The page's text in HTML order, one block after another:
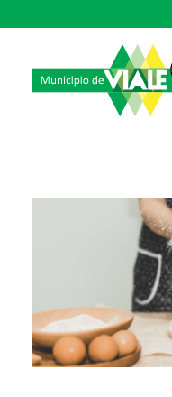
GOBIERNO
TRÁMITES Y SERVICIOS
PARQUE INDUSTRIAL
RECAUDACIONES